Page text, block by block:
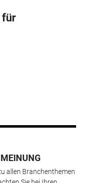
für
allen Branchenthemen